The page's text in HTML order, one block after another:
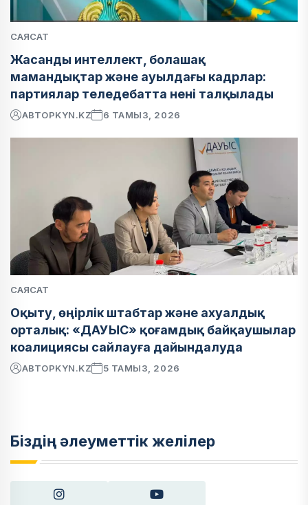
САЯСАТ
Жасанды интеллект, болашақ
мамандықтар және ауылдағы кадрлар:
партиялар теледебатта нені талқылады
АВТОРKYN.KZ 6 ТАМЫЗ, 2026
САЯСАТ
Оқыту, өңірлік штабтар және ахуалдық
орталық: «ДАУЫС» қоғамдық байқаушылар
коалициясы сайлауға дайындалуда
АВТОРKYN.KZ 5 ТАМЫЗ, 2026
Біздің әлеуметтік желілер